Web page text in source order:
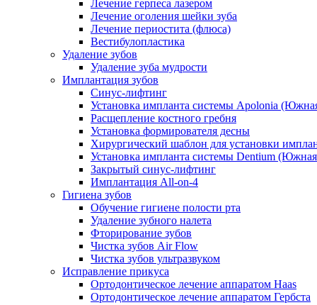
Лечение герпеса лазером
Лечение оголения шейки зуба
Лечение периостита (флюса)
Вестибулопластика
Удаление зубов
Удаление зуба мудрости
Имплантация зубов
Синус-лифтинг
Установка импланта системы Apolonia
Расщепление костного гребня
Установка формирователя десны
Хирургический шаблон для установки
Установка импланта системы Dentium
Закрытый синус-лифтинг
Имплантация All-on-4
Гигиена зубов
Обучение гигиене полости рта
Удаление зубного налета
Фторирование зубов
Чистка зубов Air Flow
Чистка зубов ультразвуком
Исправление прикуса
Ортодонтическое лечение аппаратом Haas
Ортодонтическое лечение аппаратом Гербста